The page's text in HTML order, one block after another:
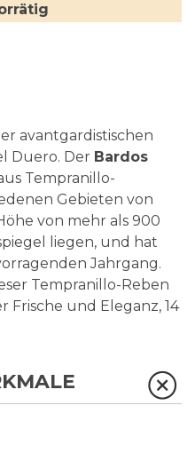
avantgardistischen
Duero. Der Bardos
Tempranillo-
Gebieten von
von mehr als 900
liegen, und hat
Jahrgang.
Tempranillo-Reben
und Eleganz, 14